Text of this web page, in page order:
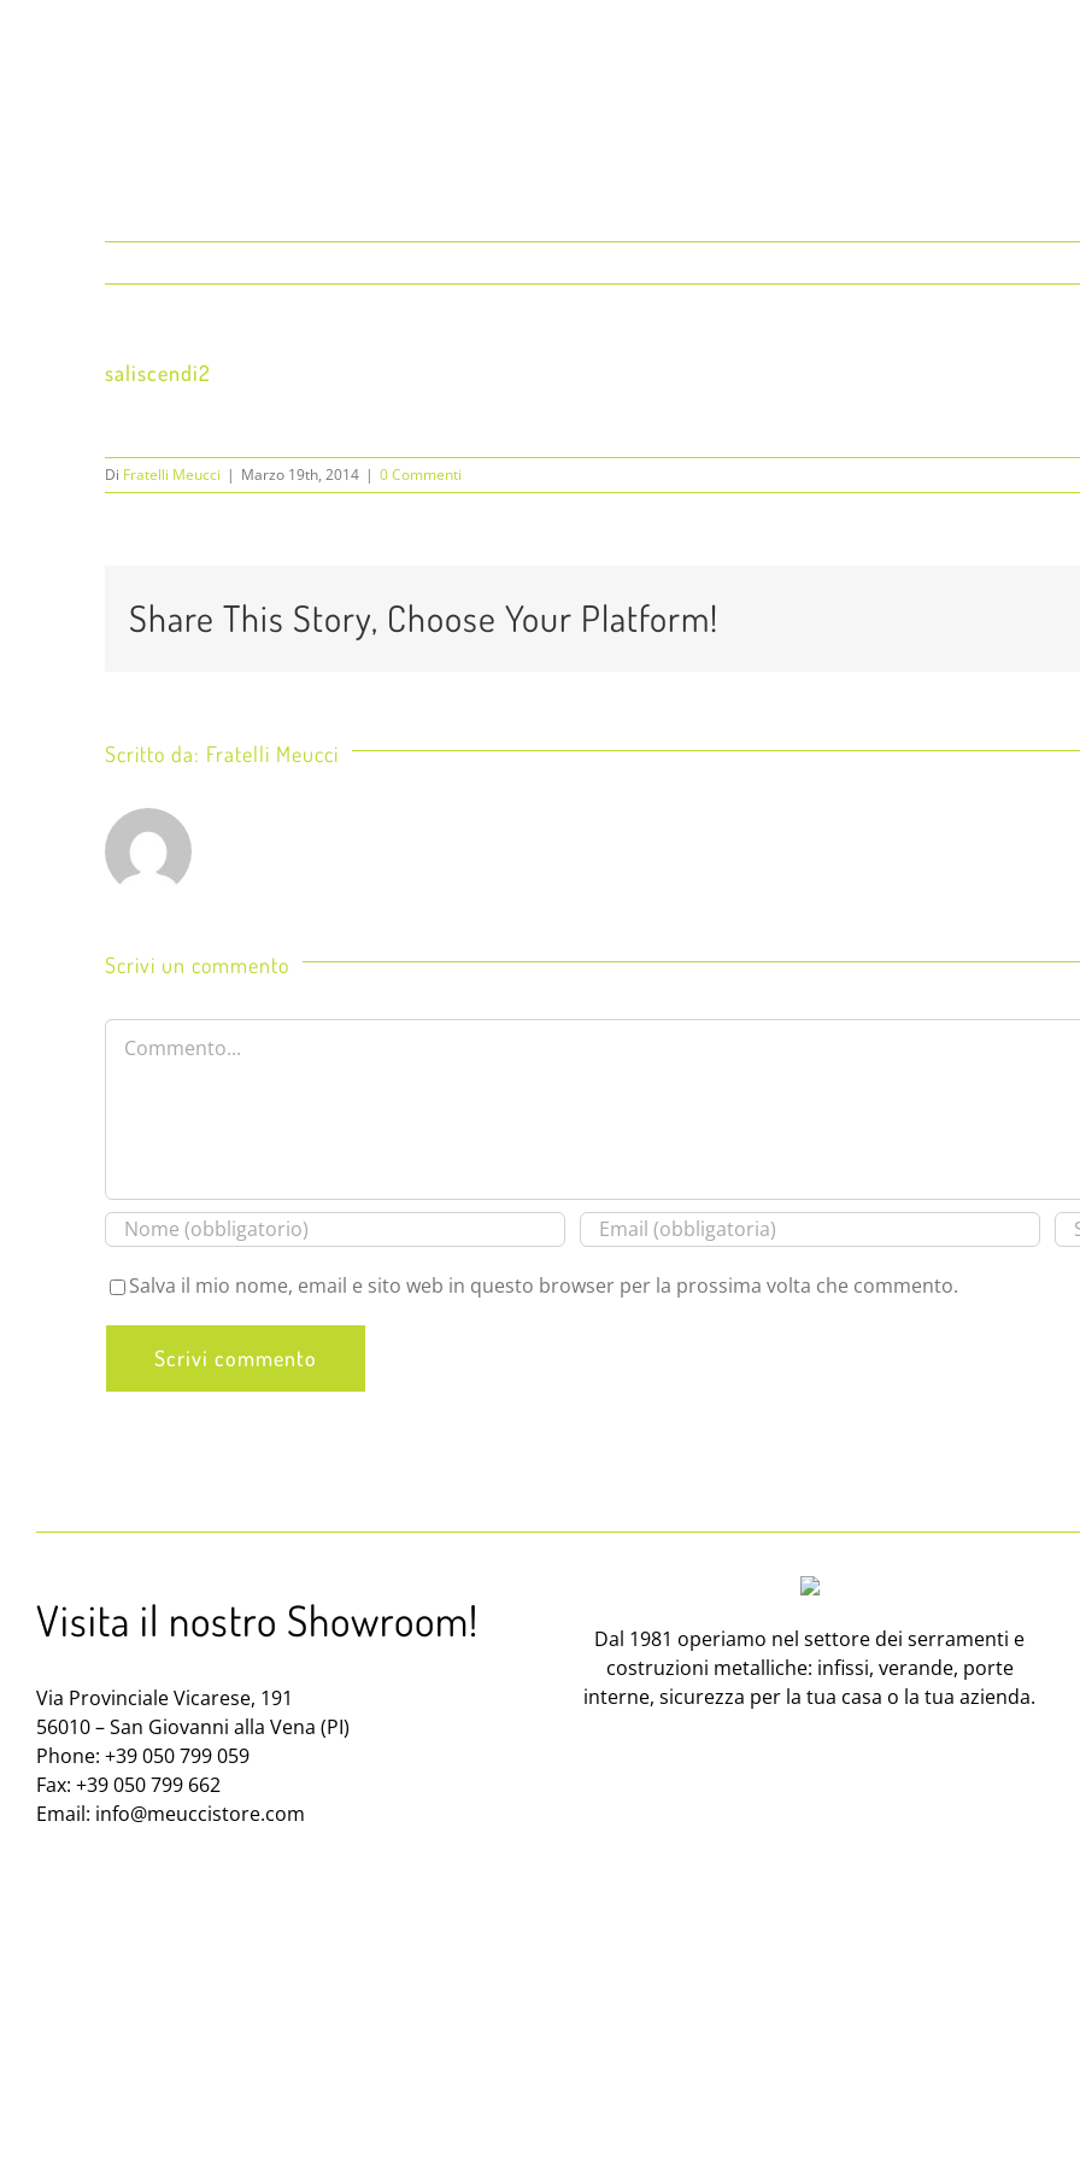
saliscendi2
Di Fratelli Meucci | Marzo 19th, 2014 | 0 Commenti
Share This Story, Choose Your Platform!
Scritto da: Fratelli Meucci
Scrivi un commento
Commento
Salva il mio nome, email e sito web in questo browser per la prossima volta che commento.
Visita il nostro Showroom!
Via Provinciale Vicarese, 191
56010 – San Giovanni alla Vena (PI)
Phone: +39 050 799 059
Fax: +39 050 799 662
Email: info@meuccistore.com
Dal 1981 operiamo nel settore dei serramenti e
costruzioni metalliche: infissi, verande, porte
interne, sicurezza per la tua casa o la tua azienda.